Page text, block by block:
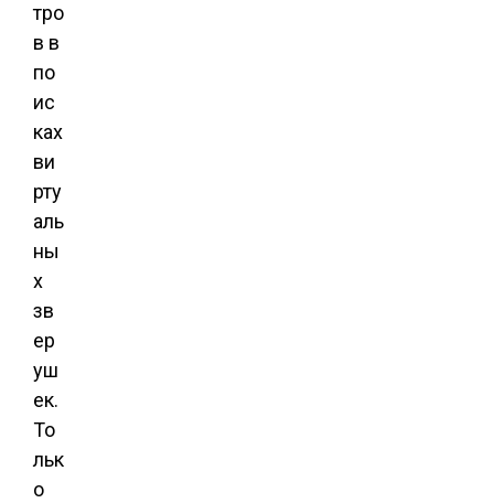
тро
в в
по
ис
ках
ви
рту
аль
ны
х
зв
ер
уш
ек.
То
льк
о